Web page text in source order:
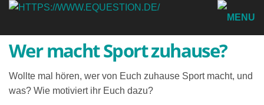
Wer macht Sport zuhause?
Wollte mal hören, wer von Euch zuhause Sport macht, und
was? Wie motiviert ihr Euch dazu?